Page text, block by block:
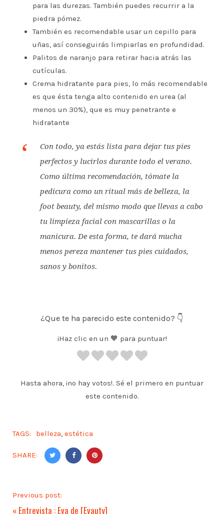
para las durezas. También puedes recurrir a la
piedra pómez.
También es recomendable usar un cepillo para
uñas, así conseguirás limpiarlas en profundidad.
Palitos de naranjo para retirar hacia atrás las
cutículas.
Crema hidratante para pies, lo más recomendable
es que ésta tenga alto contenido en urea (al
menos un 30%), que es muy penetrante e
hidratante
Con todo, ya estás lista para dejar tus pies
perfectos y lucirlos durante todo el verano.
Como última recomendación, tómate la
pedicura como un ritual más de belleza, la
foot beauty, del mismo modo que llevas a cabo
tu limpieza facial con mascarillas o la
manicura. De esta forma, te dará mucha
menos pereza mantener tus pies cuidados,
sanos y bonitos.
¿Que te ha parecido este contenido? 👇
¡Haz clic en un 🧡 para puntuar!
Hasta ahora, ¡no hay votos!. Sé el primero en puntuar
este contenido.
TAGS: belleza estética
SHARE:
Previous post:
« Entrevista : Eva de [Evauty]